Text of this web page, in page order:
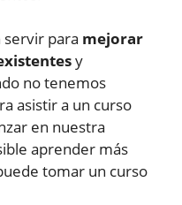
servir para mejorar
y
no tenemos
asistir a un curso
en nuestra
aprender más
tomar un curso